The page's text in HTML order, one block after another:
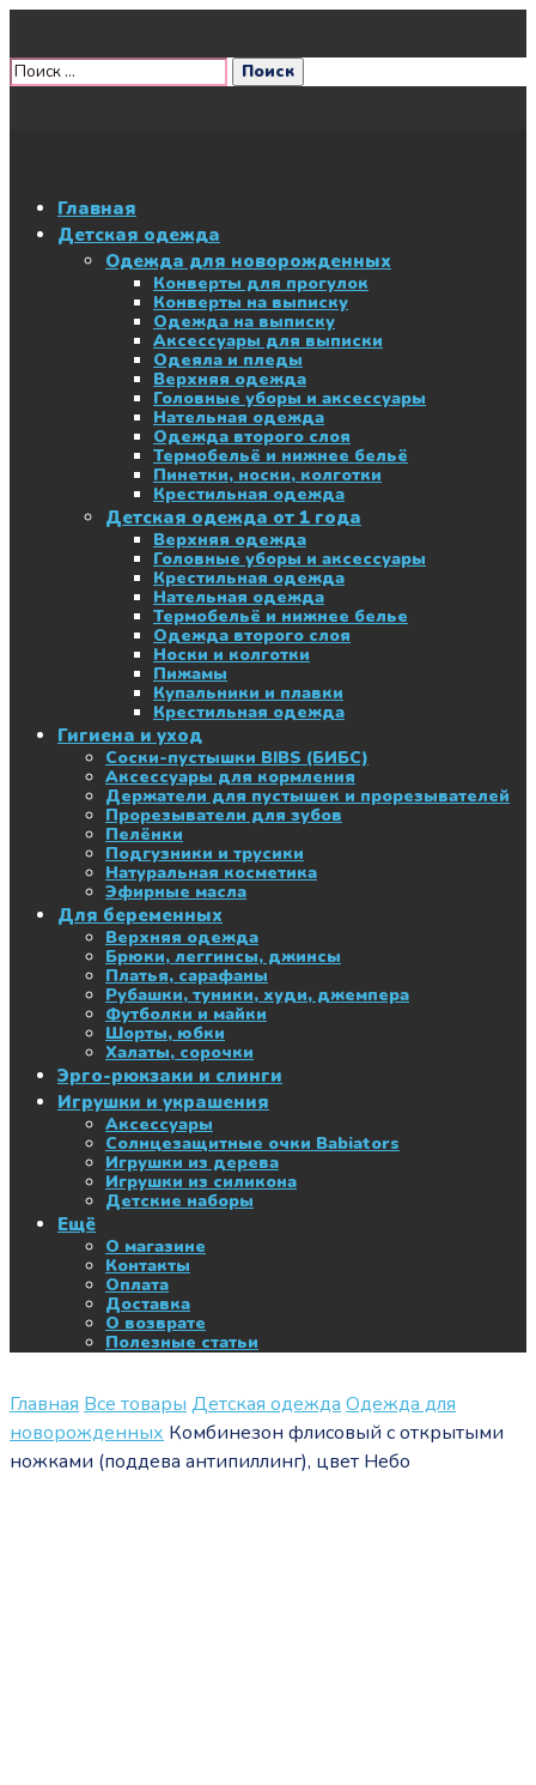
Главная
Детская одежда
Одежда для новорожденных
Конверты для прогулок
Конверты на выписку
Одежда на выписку
Аксессуары для выписки
Одеяла и пледы
Верхняя одежда
Головные уборы и аксессуары
Нательная одежда
Одежда второго слоя
Термобельё и нижнее бельё
Пинетки, носки, колготки
Крестильная одежда
Детская одежда от 1 года
Верхняя одежда
Головные уборы и аксессуары
Крестильная одежда
Нательная одежда
Термобельё и нижнее белье
Одежда второго слоя
Носки и колготки
Пижамы
Купальники и плавки
Крестильная одежда
Гигиена и уход
Соски-пустышки BIBS (БИБС)
Аксессуары для кормления
Держатели для пустышек и прорезывателей
Прорезыватели для зубов
Пелёнки
Подгузники и трусики
Натуральная косметика
Эфирные масла
Для беременных
Верхняя одежда
Брюки, леггинсы, джинсы
Платья, сарафаны
Рубашки, туники, худи, джемпера
Футболки и майки
Шорты, юбки
Халаты, сорочки
Эрго-рюкзаки и слинги
Игрушки и украшения
Аксессуары
Солнцезащитные очки Babiators
Игрушки из дерева
Игрушки из силикона
Детские наборы
Ещё
О магазине
Контакты
Оплата
Доставка
О возврате
Полезные статьи
Главная Все товары Детская одежда Одежда для
новорожденных Комбинезон флисовый с открытыми
ножками (поддева антипиллинг), цвет Небо